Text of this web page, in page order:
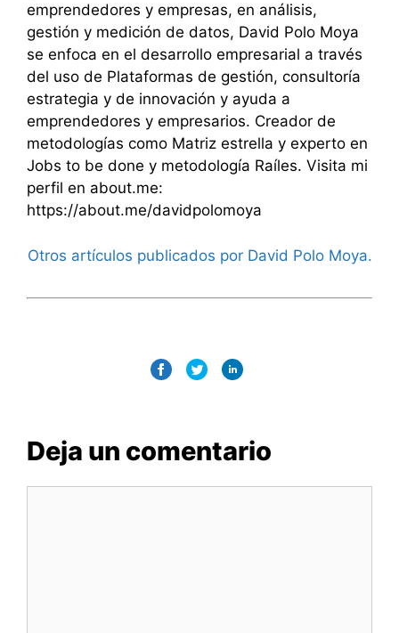
emprendedores y empresas, en análisis,
gestión y medición de datos, David Polo Moya
se enfoca en el desarrollo empresarial a través
del uso de Plataformas de gestión, consultoría
estrategia y de innovación y ayuda a
emprendedores y empresarios. Creador de
metodologías como Matriz estrella y experto en
Jobs to be done y metodología Raíles. Visita mi
perfil en about.me:
https://about.me/davidpolomoya
Otros artículos publicados por David Polo Moya.
Deja un comentario